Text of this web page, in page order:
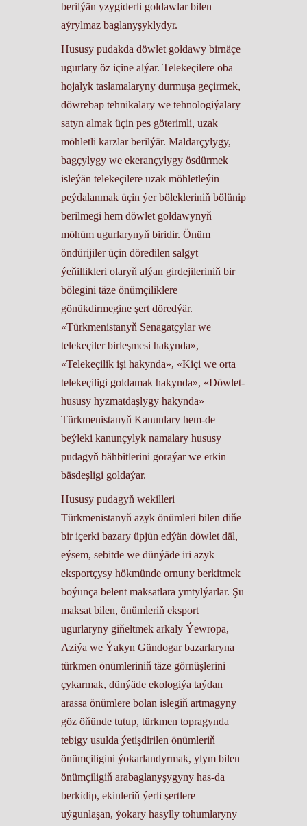
berilýän yzygiderli goldawlar bilen
aýrylmaz baglanyşyklydyr.
Hususy pudakda döwlet goldawy birnäçe
ugurlary öz içine alýar. Telekeçilere oba
hojalyk taslamalaryny durmuşa geçirmek,
döwrebap tehnikalary we tehnologiýalary
satyn almak üçin pes göterimli, uzak
möhletli karzlar berilýär. Maldarçylygy,
bagçylygy we ekerançylygy ösdürmek
isleýän telekeçilere uzak möhletleýin
peýdalanmak üçin ýer bölekleriniň bölünip
berilmegi hem döwlet goldawynyň
möhüm ugurlarynyň biridir. Önüm
öndürijiler üçin döredilen salgyt
ýeňillikleri olaryň alýan girdejileriniň bir
bölegini täze önümçiliklere
gönükdirmegine şert döredýär.
«Türkmenistanyň Senagatçylar we
telekeçiler birleşmesi hakynda»,
«Telekeçilik işi hakynda», «Kiçi we orta
telekeçiligi goldamak hakynda», «Döwlet-
hususy hyzmatdaşlygy hakynda»
Türkmenistanyň Kanunlary hem-de
beýleki kanunçylyk namalary hususy
pudagyň bähbitlerini goraýar we erkin
bäsdeşligi goldaýar.
Hususy pudagyň wekilleri
Türkmenistanyň azyk önümleri bilen diňe
bir içerki bazary üpjün edýän döwlet däl,
eýsem, sebitde we dünýäde iri azyk
eksportçysy hökmünde ornuny berkitmek
boýunça belent maksatlara ymtylýarlar. Şu
maksat bilen, önümleriň eksport
ugurlaryny giňeltmek arkaly Ýewropa,
Aziýa we Ýakyn Gündogar bazarlaryna
türkmen önümleriniň täze görnüşlerini
çykarmak, dünýäde ekologiýa taýdan
arassa önümlere bolan islegiň artmagyny
göz öňünde tutup, türkmen topragynda
tebigy usulda ýetişdirilen önümleriň
önümçiligini ýokarlandyrmak, ylym bilen
önümçiligiň arabaglanyşygyny has-da
berkidip, ekinleriň ýerli şertlere
uýgunlaşan, ýokary hasylly tohumlaryny